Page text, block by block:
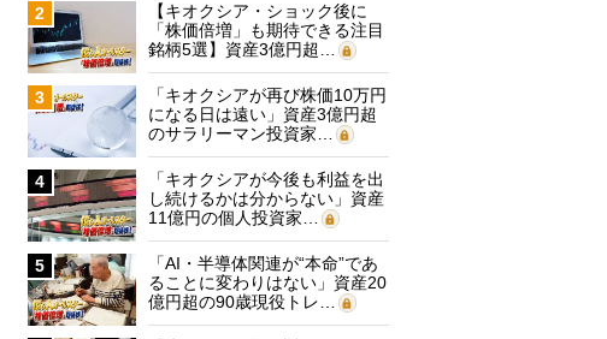
2
【キオクシア・ショック後に
「株価倍増」も期待できる注目
銘柄5選】資産3億円超…
3
「キオクシアが再び株価10万円
になる日は遠い」資産3億円超
のサラリーマン投資家…
4
「キオクシアが今後も利益を出
し続けるかは分からない」資産
11億円の個人投資家…
5
「AI・半導体関連が“本命”であ
ることに変わりはない」資産20
億円超の90歳現役トレ…